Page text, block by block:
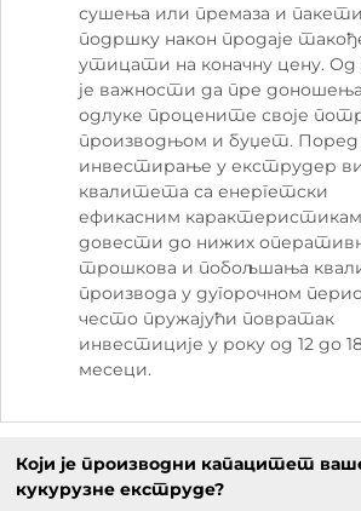
сушења или премаза и
подршку након продаје
утицати на коначну цену. Од
је важности да пре доношења
одлуке процените своје
производњом и буџет. Поред
инвестирање у екструдер
квалитета са енергетски
ефикасним
довести до нижих
трошкова и побољшања
производа у дугорочном
често пружајући повратак
инвестиције у року од 12 до
месеци.
Који је производни капацитет
кукурузне екструде?